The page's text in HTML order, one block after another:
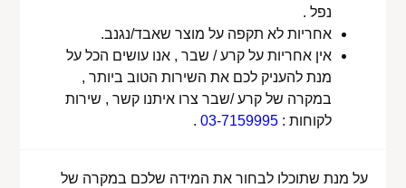
נפל .
אחריות לא תקפה על מוצר שאבד/נגנב.
אין אחריות על קרע / שבר , אנו עושים הכל על
מנת להעניק לכם את השירות הטוב ביותר ,
במקרה של קרע /שבר צרו איתנו קשר , שירות
לקוחות :03-7159995
.
על מנת שתוכלו לבחור את המידה שלכם במקרה של